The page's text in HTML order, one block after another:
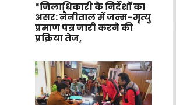
*जिलाधिकारी के निर्देशों का
असर: नैनीताल में जन्म–मृत्यु
प्रमाण पत्र जारी करने की
प्रक्रिया तेज,